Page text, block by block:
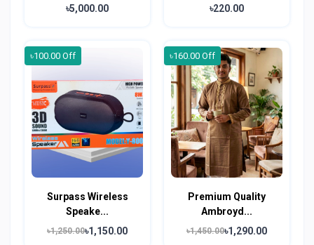
৳5,000.00
৳220.00
৳100.00 Off
Surpass Wireless
Speake...
৳1,250.00৳1,150.00
৳160.00 Off
Premium Quality
Ambroyd...
৳1,450.00৳1,290.00